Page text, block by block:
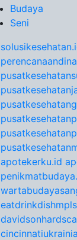
Budaya
Seni
apotekerku.id